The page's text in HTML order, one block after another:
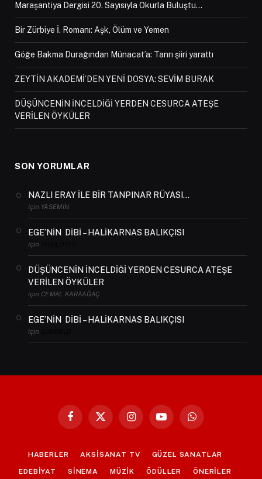
Maraşantiya Dergisi 20. Sayısıyla Okurla Buluştu…
Bir Zürbiye İ. Romanı: Aşk, Ölüm ve Yemen
Göğe Bakma Durağından Münacat’a: Tanrı şiiri yarattı
ZEYTİN AKADEMİ’DEN YENİ DOSYA: SEVİM BURAK
DÜŞÜNCENİN İNCELDİĞİ YERDEN CESURCA ATEŞE
VERİLEN ÖYKÜLER
SON YORUMLAR
NAZLI ERAY İLE BİR TANPINAR RÜYASI…
için YASEMIN
EGE’NİN DİBİ – HALİKARNAS BALIKÇISI
için
DÜŞÜNCENİN İNCELDİĞİ YERDEN CESURCA ATEŞE
VERİLEN ÖYKÜLER
için CEMAL KARAAĞAÇ
EGE’NİN DİBİ – HALİKARNAS BALIKÇISI
için
Facebook
X
InstagramYouTubeWhatsApp
HABERLER AKSİSANAT TV GÜZEL SANATLAR
EDEBİYAT SİNEMA MÜZİK ÖDÜLLER ÖNERİLER